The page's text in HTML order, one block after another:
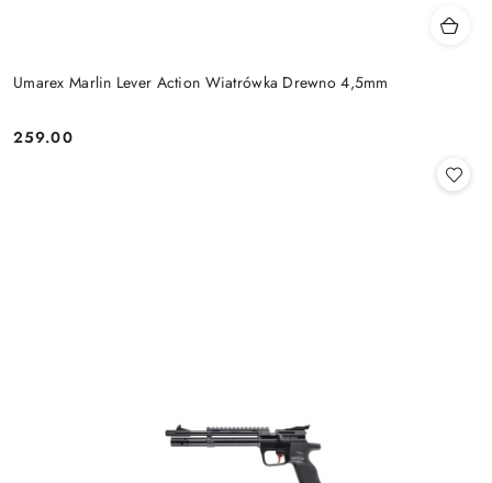
Umarex Marlin Lever Action Wiatrówka Drewno 4,5mm
Cena:
259.00